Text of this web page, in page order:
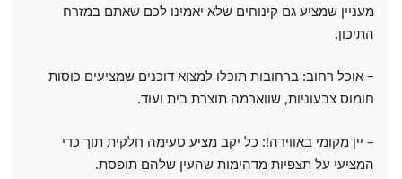
מעניין שמציע גם קינוחים שלא יאמינו לכם שאתם במזרח
התיכון.
– אוכל רחוב: ברחובות תוכלו למצוא דוכנים שמציעים כוסות
חומוס צבעוניות, שווארמה תוצרת בית ועוד.
– יין מקומי באווירה!: כל יקב מציע טעימה חלקית תוך כדי
המציעי על תצפיות מדהימות שהעין שלהם תופסת.